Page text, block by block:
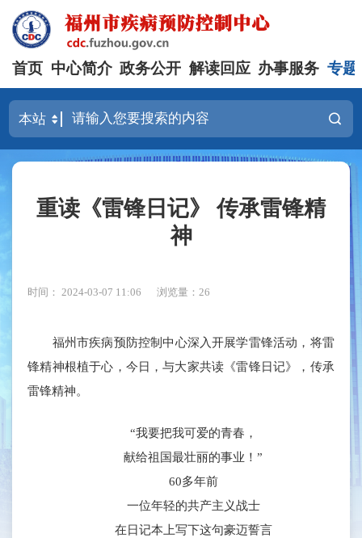
首页 中心简介 政务公开 解读回应 办事服务 专题
重读《雷锋日记》 传承雷锋精
神
时间： 2024-03-07 11:06 浏览量：26
福州市疾病预防控制中心深入开展学雷锋活动，将雷
锋精神根植于心，今日，与大家共读《雷锋日记》，传承
雷锋精神。
“我要把我可爱的青春，
献给祖国最壮丽的事业！”
60多年前
一位年轻的共产主义战士
在日记本上写下这句豪迈誓言